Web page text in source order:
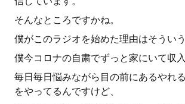
そんなところですかね。
僕がこのラジオを始めた理由はそういう
僕今コロナの自粛でずっと家にいて収入
毎日毎日悩みながら目の前にあるやれ
をやってるんですけど、